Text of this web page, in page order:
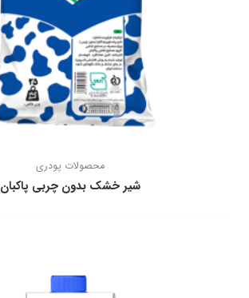
محصولات پودری
شیر خشک بدون چربی پاکبان